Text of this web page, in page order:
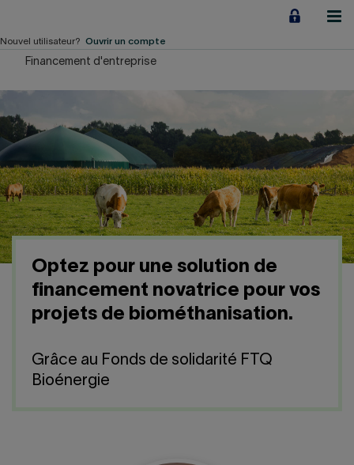
contenu
Financement d'entreprise
Notre Impact
À propos
LIENS RAPIDES
Accueil Carrière
Nous joindre Salle de presse
Nouvel utilisateur? Ouvrir un compte
Financement d'entreprise
Optez pour une solution de
financement novatrice pour vos
projets de biométhanisation.
Grâce au Fonds de solidarité FTQ
Bioénergie